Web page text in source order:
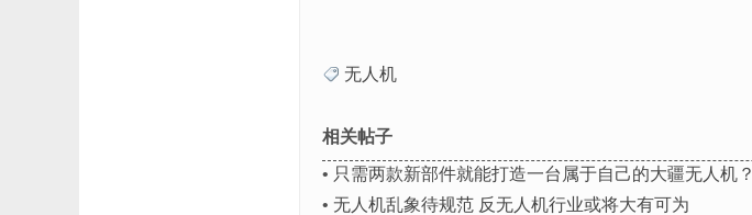
无人机
相关帖子
• 只需两款新部件就能打造一台属于自己的大疆无人机？
• 无人机乱象待规范 反无人机行业或将大有可为